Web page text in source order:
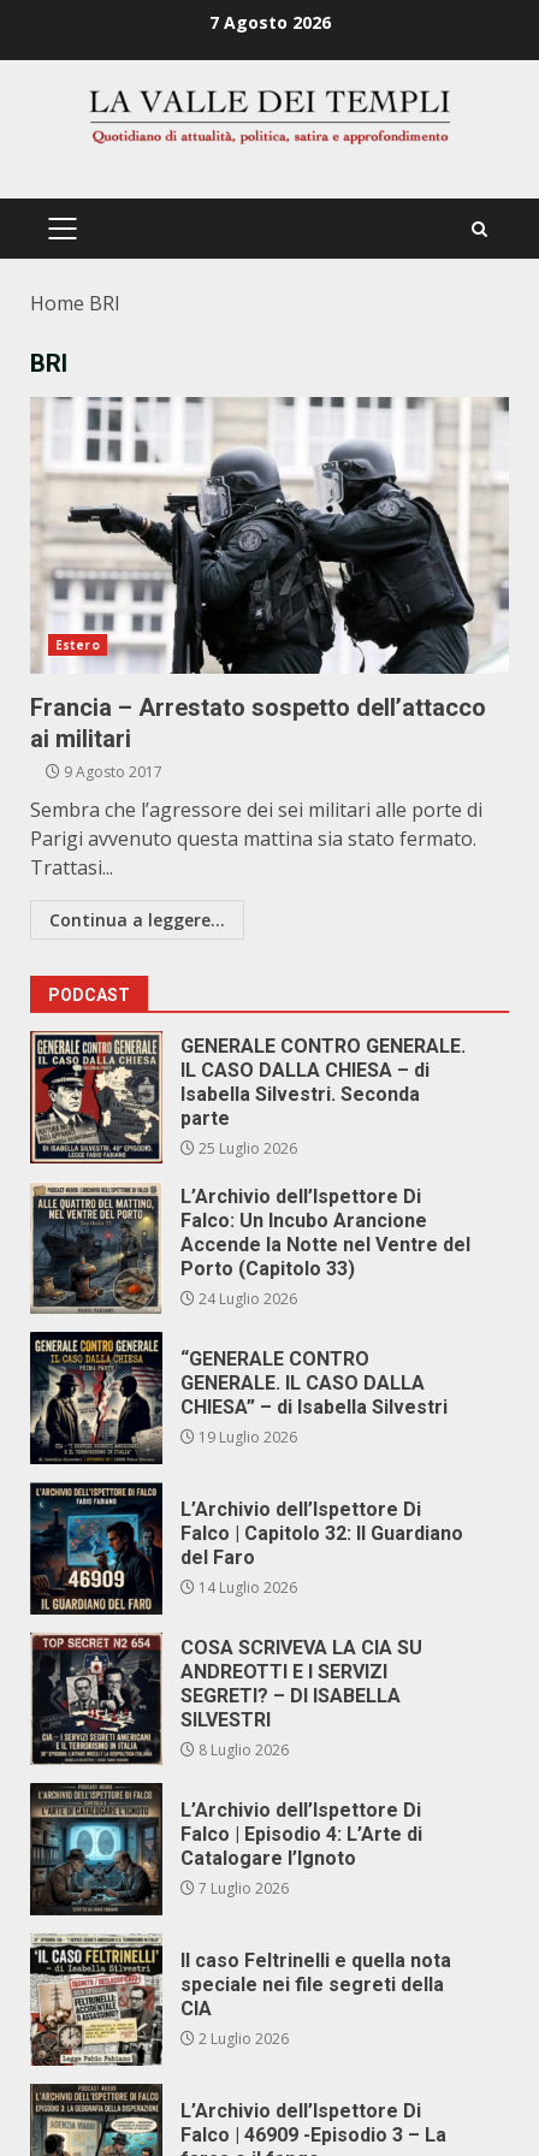
7 Agosto 2026
PRIMÄRES
Home BRI
BRI
Estero
Francia – Arrestato sospetto dell’attacco
ai militari
9 Agosto 2017
Sembra che l’agressore dei sei militari alle porte di
Parigi avvenuto questa mattina sia stato fermato.
Trattasi...
Continua a leggere...
PODCAST
GENERALE CONTRO GENERALE.
IL CASO DALLA CHIESA – di
Isabella Silvestri. Seconda
parte
25 Luglio 2026
L’Archivio dell’Ispettore Di
Falco: Un Incubo Arancione
Accende la Notte nel Ventre del
Porto (Capitolo 33)
24 Luglio 2026
“GENERALE CONTRO
GENERALE. IL CASO DALLA
CHIESA” – di Isabella Silvestri
19 Luglio 2026
L’Archivio dell’Ispettore Di
Falco | Capitolo 32: Il Guardiano
del Faro
14 Luglio 2026
COSA SCRIVEVA LA CIA SU
ANDREOTTI E I SERVIZI
SEGRETI? – DI ISABELLA
SILVESTRI
8 Luglio 2026
L’Archivio dell’Ispettore Di
Falco | Episodio 4: L’Arte di
Catalogare l’Ignoto
7 Luglio 2026
Il caso Feltrinelli e quella nota
speciale nei file segreti della
CIA
2 Luglio 2026
L’Archivio dell’Ispettore Di
Falco | 46909 -Episodio 3 – La